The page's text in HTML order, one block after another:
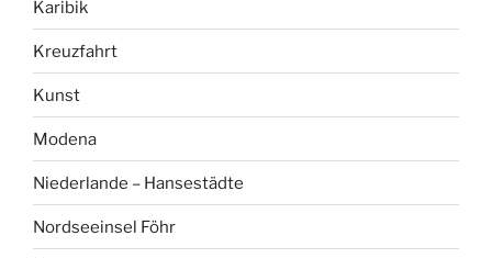
Karibik
Kreuzfahrt
Kunst
Modena
Niederlande – Hansestädte
Nordseeinsel Föhr